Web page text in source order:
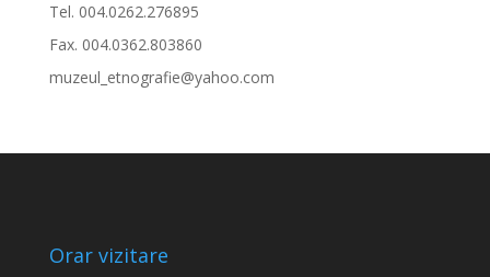
Tel. 004.0262.276895
Fax. 004.0362.803860
muzeul_etnografie@yahoo.com
Orar vizitare